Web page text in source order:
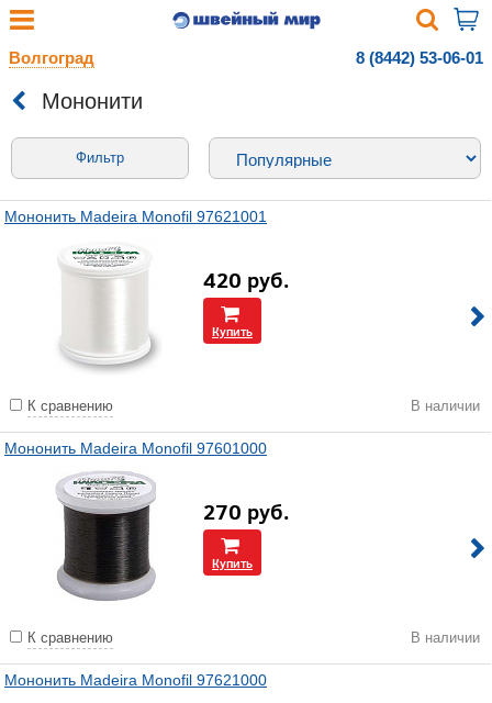
Волгоград 8 (8442) 53-06-01
Мононити
Фильтр
Мононить Madeira Monofil 97621001
420 руб.
Купить
К сравнению В наличии
Мононить Madeira Monofil 97601000
270 руб.
Купить
К сравнению В наличии
Мононить Madeira Monofil 97621000